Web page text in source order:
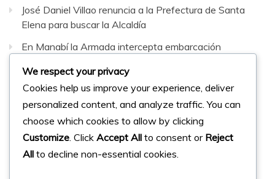
José Daniel Villao renuncia a la Prefectura de Santa
Elena para buscar la Alcaldía
En Manabí la Armada intercepta embarcación
fiscalización
Facebook
Instagram
Twitter
© 2023 Micharts. Todos los derechos reservados.
We respect your privacy
Cookies help us improve your experience, deliver
personalized content, and analyze traffic. You can
choose which cookies to allow by clicking
Customize . Click Accept All to consent or Reject
All to decline non-essential cookies.